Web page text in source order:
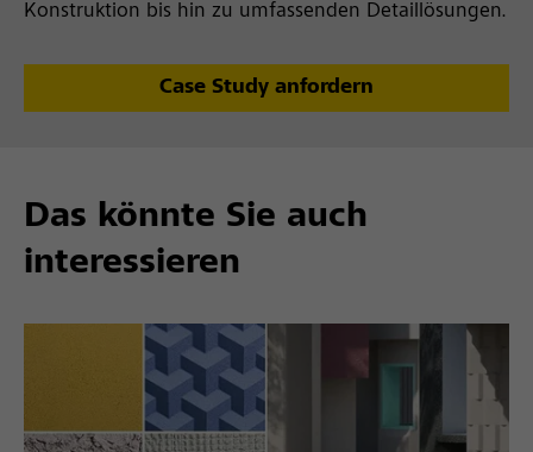
Konstruktion bis hin zu umfassenden Detaillösungen.
Case Study anfordern
Das könnte Sie auch
interessieren